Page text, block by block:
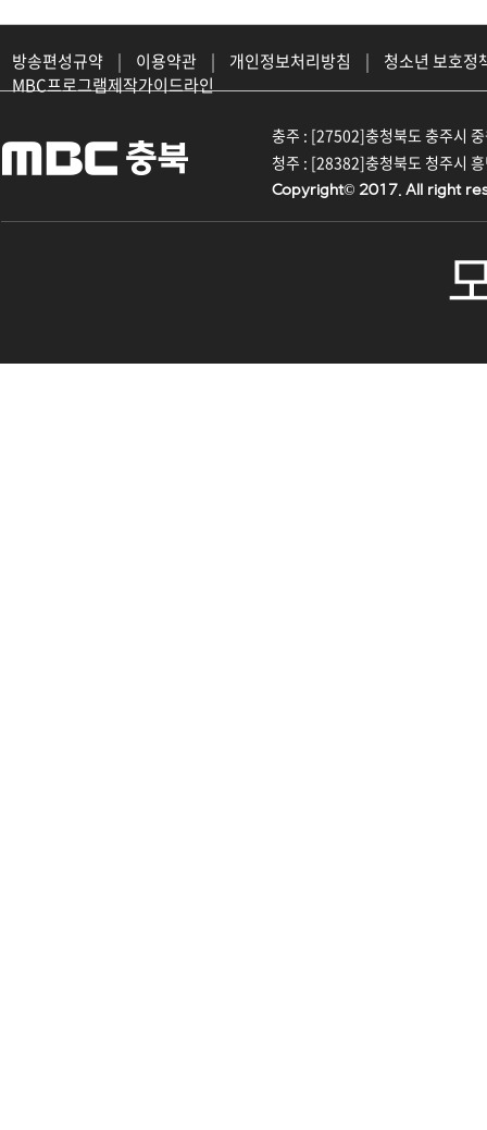
방송편성규약 | 이용약관 | 개인정보처리방침 |
청소년 보호정
MBC프로그램제작가이드라인
충주 : [27502]충청북도 충주시
청주 : [28382]충청북도 청주시
Copyright© 2017. All right